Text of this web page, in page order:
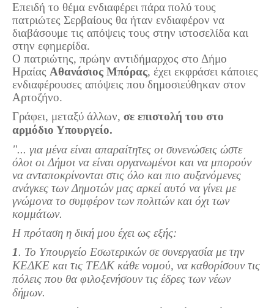
Ανακοινώσεις
Η ιστοσελίδα μας
Χάρτης του Site (Sitemap)
Επικοινωνία
Τα Νέα
Τα Τελευταία Νέα
Αυτοί που έφυγαν για πάντα
Γάμοι - Γεννήσεις - Βαπτίσεις
Επιτυχίες - Διακρίσεις
Μηνύματα Επισκεπτών
παλιά αρχειοθετημένα
Λαογραφία
Πολιτιστικά
Οπτικοακουστικά
Φωτορεπορτάζ
Επειδή το θέμα ενδιαφέρει πάρα πολύ τους
πατριώτες Σερβαίους θα ήταν ενδιαφέρον να
διαβάσουμε τις απόψεις τους στην ιστοσελίδα και
στην εφημερίδα.
Ο πατριώτης, πρώην αντιδήμαρχος στο Δήμο
Ηραίας Αθανάσιος Μπόρας, έχει εκφράσει κάποιες
ενδιαφέρουσες απόψεις που δημοσιεύθηκαν στον
Αρτοζήνο.
Γράφει, μεταξύ άλλων, σε επιστολή του στο
αρμόδιο Υπουργείο.
"... για μένα είναι απαραίτητες οι συνενώσεις ώστε
όλοι οι Δήμοι να είναι οργανωμένοι και να μπορούν
να ανταποκρίνονται στις όλο και πιο αυξανόμενες
ανάγκες των Δημοτών μας αρκεί αυτό να γίνει με
γνώμονα το συμφέρον των πολιτών και όχι των
κομμάτων.
Η πρόταση η δική μου έχει ως εξής:
1. Το Υπουργείο Εσωτερικών σε συνεργασία με την
ΚΕΔΚΕ και τις ΤΕΔΚ κάθε νομού, να καθορίσουν τις
πόλεις που θα φιλοξενήσουν τις έδρες των νέων
δήμων.